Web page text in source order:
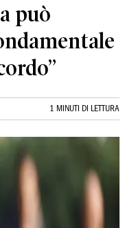
può
1 MINUTI DI LETTURA